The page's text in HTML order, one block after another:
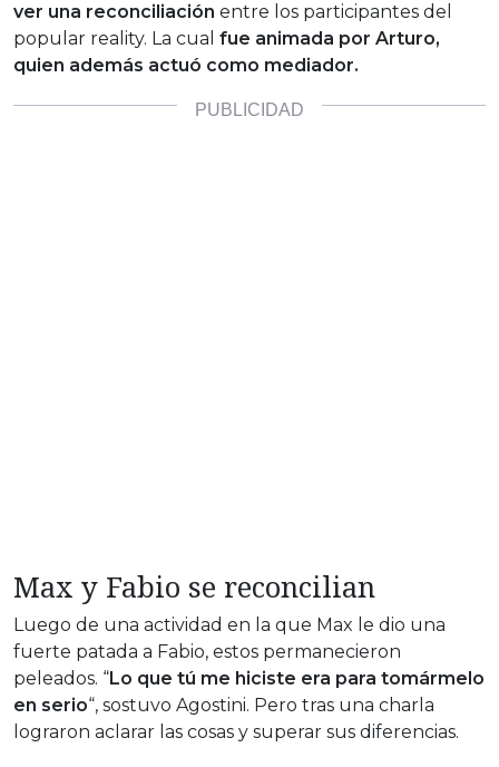
ver una reconciliación entre los participantes del
popular reality. La cual fue animada por Arturo,
quien además actuó como mediador.
Max y Fabio se reconcilian
Luego de una actividad en la que Max le dio una
fuerte patada a Fabio, estos permanecieron
peleados. “Lo que tú me hiciste era para tomármelo
en serio“, sostuvo Agostini. Pero tras una charla
lograron aclarar las cosas y superar sus diferencias.